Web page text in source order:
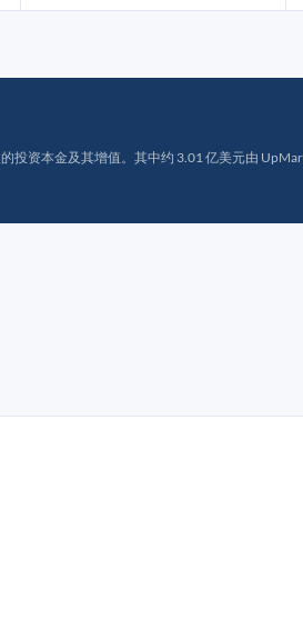
投资本金及其增值。其中约 3.01 亿美元由